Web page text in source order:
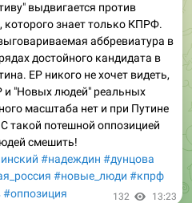
выдвигается против
которого знает только КПРФ.
аббревиатура в
достойного кандидата в
ЕР никого не хочет видеть,
"Новых людей" реальных
масштаба нет и при Путине
такой потешной оппозицией
смешить!
#надеждин #дунцова
#новые_люди #кпрф
#оппозиция 132 13:23